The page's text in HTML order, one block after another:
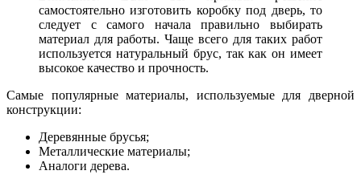
самостоятельно изготовить коробку под дверь, то
следует с самого начала правильно выбирать
материал для работы. Чаще всего для таких работ
используется натуральный брус, так как он имеет
высокое качество и прочность.
Самые популярные материалы, используемые для дверной
конструкции:
Деревянные брусья;
Металлические материалы;
Аналоги дерева.